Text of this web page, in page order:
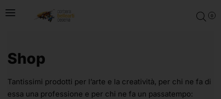
0
Shop
Tantissimi prodotti per l’arte e la creatività, per chi ne fa di
essa una professione e per chi ne fa un passatempo: